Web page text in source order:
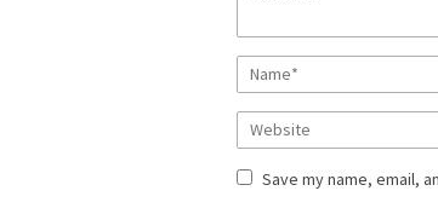
Save my name, email,